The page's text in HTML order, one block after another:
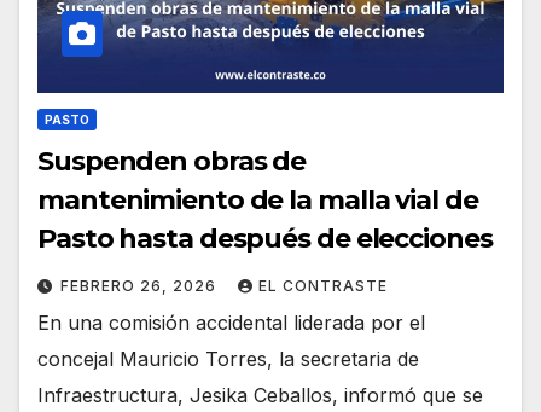
PASTO
Suspenden obras de
mantenimiento de la malla vial de
Pasto hasta después de elecciones
FEBRERO 26, 2026 EL CONTRASTE
En una comisión accidental liderada por el
concejal Mauricio Torres, la secretaria de
Infraestructura, Jesika Ceballos, informó que se